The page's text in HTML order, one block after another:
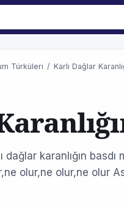
Türküleri / Karlı Dağlar
dağlar karanlığın
olur,ne olur,ne olur